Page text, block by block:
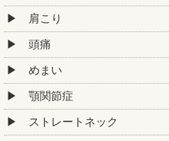
肩こり
頭痛
めまい
顎関節症
ストレートネック